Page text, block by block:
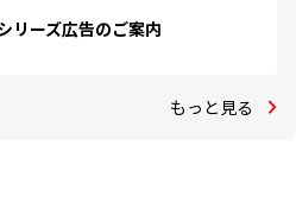
リーズ広告のご案内
もっと見る